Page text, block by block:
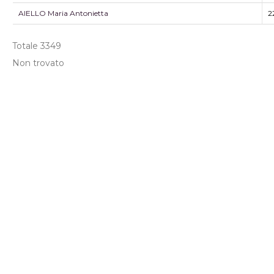
AIELLO Maria Antonietta
Totale 3349
Non trovato